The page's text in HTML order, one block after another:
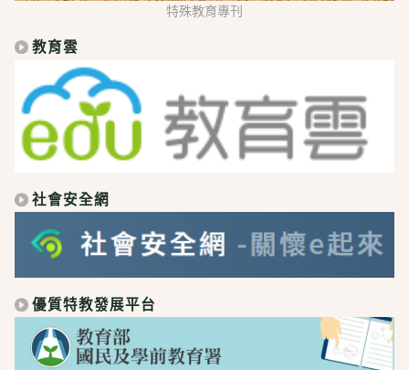
特殊教育專刊
教育雲
社會安全網
優質特教發展平台